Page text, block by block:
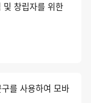
및 창립자를 위한
를 사용하여 모바